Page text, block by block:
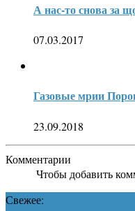
А нас-то снова за
07.03.2017
Газовые мрии
23.09.2018
Комментарии
Чтобы добавить
Свежее: